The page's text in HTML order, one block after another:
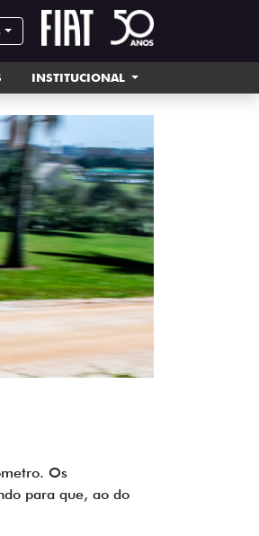
INSTITUCIONAL
Os
para que, ao do